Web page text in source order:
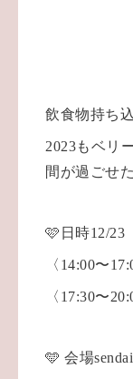
飲食物持ち
2023もベリ
間が過ごせ
🩷日時12/23
〈14:00〜
〈17:30〜
🩵 会場